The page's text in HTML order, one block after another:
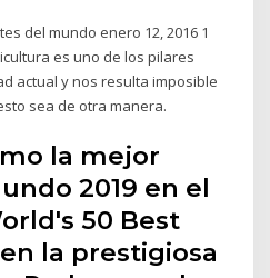
del mundo enero 12, 2016 1
es uno de los pilares
actual y nos resulta imposible
sea de otra manera.
la mejor
2019 en el
50 Best
la prestigiosa